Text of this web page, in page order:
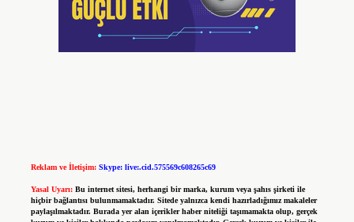
Reklam ve İletişim: Skype: live:.cid.575569c608265c69
Yasal Uyarı: Bu internet sitesi, herhangi bir marka, kurum veya şahıs şirketi ile
hiçbir bağlantısı bulunmamaktadır. Sitede yalnızca kendi hazırladığımız makaleler
paylaşılmaktadır. Burada yer alan içerikler haber niteliği taşımamakta olup, gerçek